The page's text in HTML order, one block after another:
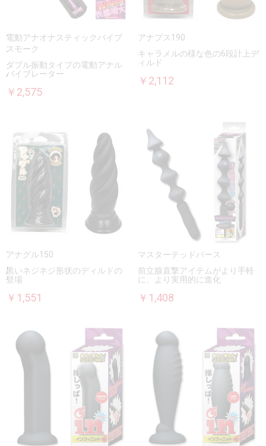
電動アナオナスティックバイブ
スモーク
ダブル振動タイプの電動アナル
バイブレーター
￥2,575
アナプス190
キャラメルの様な色の6段計上デ
ィルド
￥2,112
アナグル150
黒いネジネジ形状のディルドの
登場
￥1,551
マスターテッドバース
前立腺直撃アイテムがより手軽
に、より実用的に進化
￥1,408